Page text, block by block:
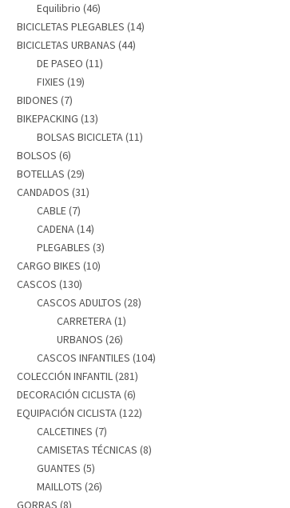
Equilibrio (46)
BICICLETAS PLEGABLES (14)
BICICLETAS URBANAS (44)
DE PASEO (11)
FIXIES (19)
BIDONES (7)
BIKEPACKING (13)
BOLSAS BICICLETA(11)
BOLSOS (6)
BOTELLAS (29)
CANDADOS (31)
CABLE(7)
CADENA(14)
PLEGABLES (3)
CARGO BIKES (10)
CASCOS (130)
CASCOS ADULTOS (28)
CARRETERA(1)
URBANOS (26)
CASCOS INFANTILES (104)
COLECCIÓN INFANTIL(281)
DECORACIÓN CICLISTA(6)
EQUIPACIÓN CICLISTA(122)
CALCETINES (7)
CAMISETAS TÉCNICAS (8)
GUANTES (5)
MAILLOTS (26)
GORRAS (8)